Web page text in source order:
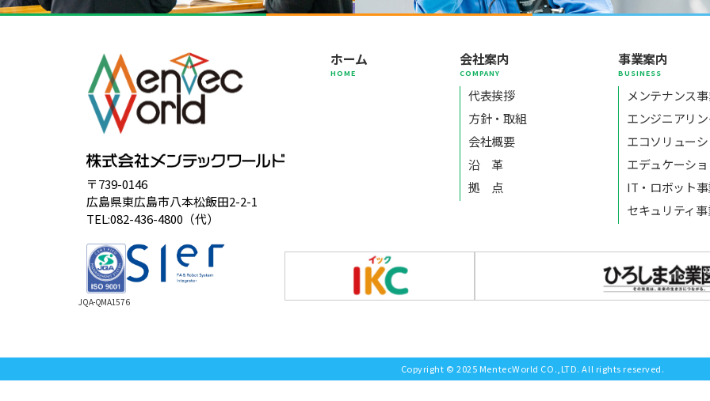
〒739-0146
広島県東広島市八本松飯田2-2-1
TEL:082-436-4800（代）
JQA-QMA1576
ホーム
HOME
会社案内
COMPANY
代表挨拶
方針・取組
会社概要
沿 革
拠 点
事業案内
BUSINESS
メンテナンス
エンジニアリ
エコソリュー
エデュケーシ
IT・ロボット
セキュリティ
Copyright © 2025 MentecWorld CO.,LTD. All rights reserved.